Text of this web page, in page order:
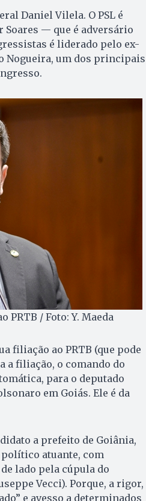
Daniel Vilela. O PSL é
Soares — que é adversário
é liderado pelo ex-
Nogueira, um dos principais
/ Foto: Y. Maeda
filiação ao PRTB (que pode
a filiação, o comando do
para o deputado
em Goiás. Ele é da
a prefeito de Goiânia,
atuante, com
lado pela cúpula do
Vecci). Porque, a rigor,
e avesso a determinados